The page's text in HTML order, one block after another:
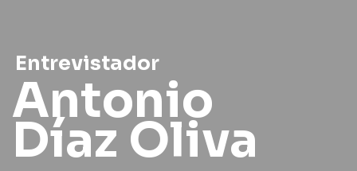
Entrevistador
Antonio
Díaz Oliva